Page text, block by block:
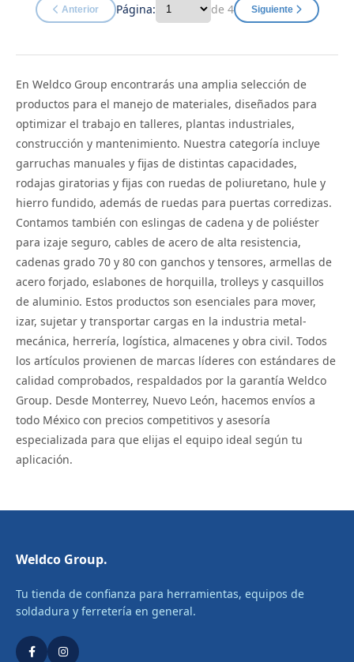
Anterior Página: de 4 Siguiente
En Weldco Group encontrarás una amplia selección de
productos para el manejo de materiales, diseñados para
optimizar el trabajo en talleres, plantas industriales,
construcción y mantenimiento. Nuestra categoría incluye
garruchas manuales y fijas de distintas capacidades,
rodajas giratorias y fijas con ruedas de poliuretano, hule y
hierro fundido, además de ruedas para puertas corredizas.
Contamos también con eslingas de cadena y de poliéster
para izaje seguro, cables de acero de alta resistencia,
cadenas grado 70 y 80 con ganchos y tensores, armellas de
acero forjado, eslabones de horquilla, trolleys y casquillos
de aluminio. Estos productos son esenciales para mover,
izar, sujetar y transportar cargas en la industria metal-
mecánica, herrería, logística, almacenes y obra civil. Todos
los artículos provienen de marcas líderes con estándares de
calidad comprobados, respaldados por la garantía Weldco
Group. Desde Monterrey, Nuevo León, hacemos envíos a
todo México con precios competitivos y asesoría
especializada para que elijas el equipo ideal según tu
aplicación.
Weldco Group.
Tu tienda de confianza para herramientas, equipos de
soldadura y ferretería en general.